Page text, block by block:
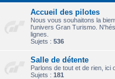
Accueil des pilotes
Nous vous souhaitons la
l'univers Gran Turismo.
lignes.
Sujets : 536
Salle de détente
Parlons de tout et de rien, ici
Sujets : 181